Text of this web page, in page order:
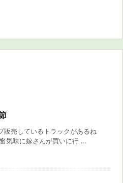
販売しているトラックがあるね
気味に嫁さんが買いに行 ...